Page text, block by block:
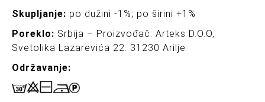
Skupljanje: po dužini -1%; po širini +1%
Poreklo: Srbija – Proizvođač: Arteks D.O.O,
Svetolika Lazarevića 22. 31230 Arilje
Održavanje: